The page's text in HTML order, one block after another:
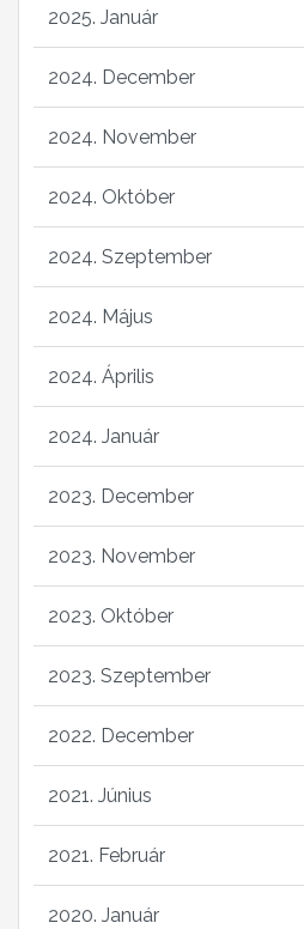
2025. Január
2024. December
2024. November
2024. Október
2024. Szeptember
2024. Május
2024. Április
2024. Január
2023. December
2023. November
2023. Október
2023. Szeptember
2022. December
2021. Június
2021. Február
2020. Január